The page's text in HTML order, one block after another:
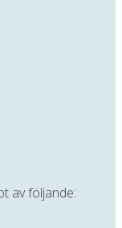
av följande: